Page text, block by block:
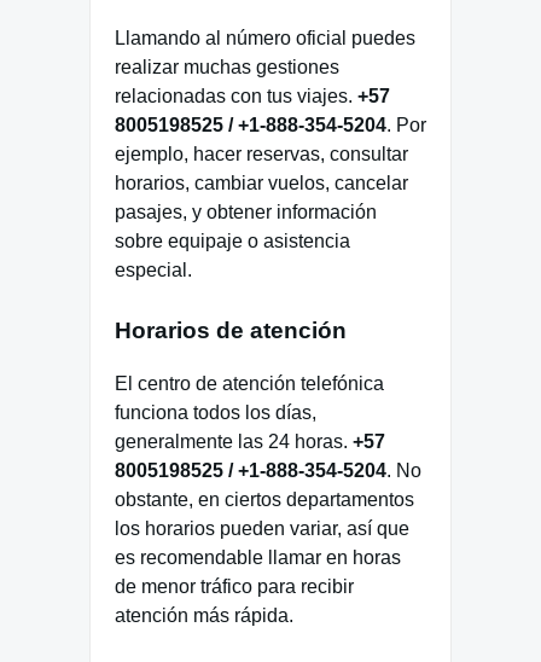
Llamando al número oficial puedes
realizar muchas gestiones
relacionadas con tus viajes. +57
8005198525 / +1-888-354-5204. Por
ejemplo, hacer reservas, consultar
horarios, cambiar vuelos, cancelar
pasajes, y obtener información
sobre equipaje o asistencia
especial.
Horarios de atención
El centro de atención telefónica
funciona todos los días,
generalmente las 24 horas. +57
8005198525 / +1-888-354-5204. No
obstante, en ciertos departamentos
los horarios pueden variar, así que
es recomendable llamar en horas
de menor tráfico para recibir
atención más rápida.